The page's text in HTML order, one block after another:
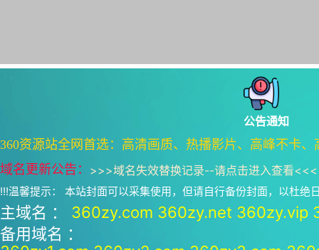
公告通知
360资源站全网首选：高清画质、热播影片、高峰不卡
域名更新公告： >>>域名失效替换记录--请点击进入查看<<<
!!!温馨提示： 本站封面可以采集使用，但请自行备份封面，以杜绝
主域名 ： 360zy.com 360zy.net 360zy.vip
备用域名 ：